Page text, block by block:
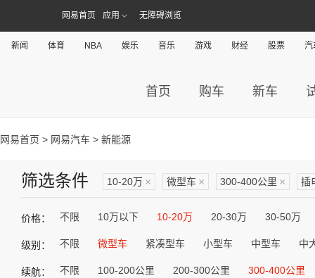
网易首页 应用 无障碍浏览
新闻 体育 NBA 娱乐 音乐 游戏 财经 股票 汽
首页 购车 新车
网易首页 > 网易汽车 > 新能源
筛选条件 10-20万 × 微型车 × 300-400公里 × 插
价格： 不限 10万以下 10-20万 20-30万 30-50万
级别： 不限 微型车 紧凑型车 小型车 中型车 中
续航： 不限 100-200公里 200-300公里 300-400公里